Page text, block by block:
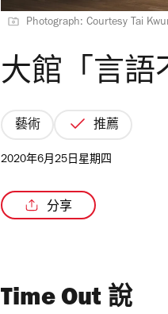
Photograph: Courtesy Tai
大館「言語
藝術 推薦
2020年6月25日星期四
分享
Time Out 說